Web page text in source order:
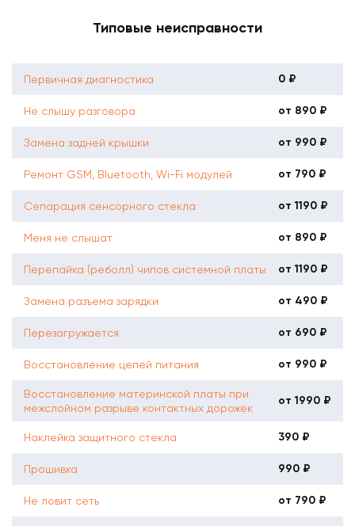
Типовые неисправности
Первичная диагностика 0 ₽
Не слышу разговора от 890 ₽
Замена задней крышки от 990 ₽
Ремонт GSM, Bluetooth, Wi-Fi модулей от 790 ₽
Сепарация сенсорного стекла от 1190 ₽
Меня не слышат от 890 ₽
Перепайка (реболл) чипов системной платы от 1190 ₽
Замена разъема зарядки от 490 ₽
Перезагружается от 690 ₽
Восстановление цепей питания от 990 ₽
Восстановление материнской платы при
межслойном разрыве контактных дорожек
от 1990 ₽
Наклейка защитного стекла 390 ₽
Прошивка 990 ₽
Не ловит сеть от 790 ₽